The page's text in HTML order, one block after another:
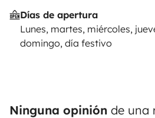
Días de apertura
Lunes, martes, miércoles,
domingo, día festivo
Ninguna opinión de una